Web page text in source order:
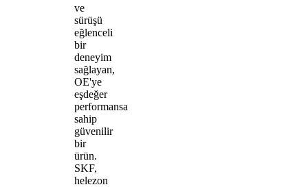
ve
sürüşü
eğlenceli
bir
deneyim
sağlayan,
OE'ye
eşdeğer
performansa
sahip
güvenilir
bir
ürün.
SKF,
helezon